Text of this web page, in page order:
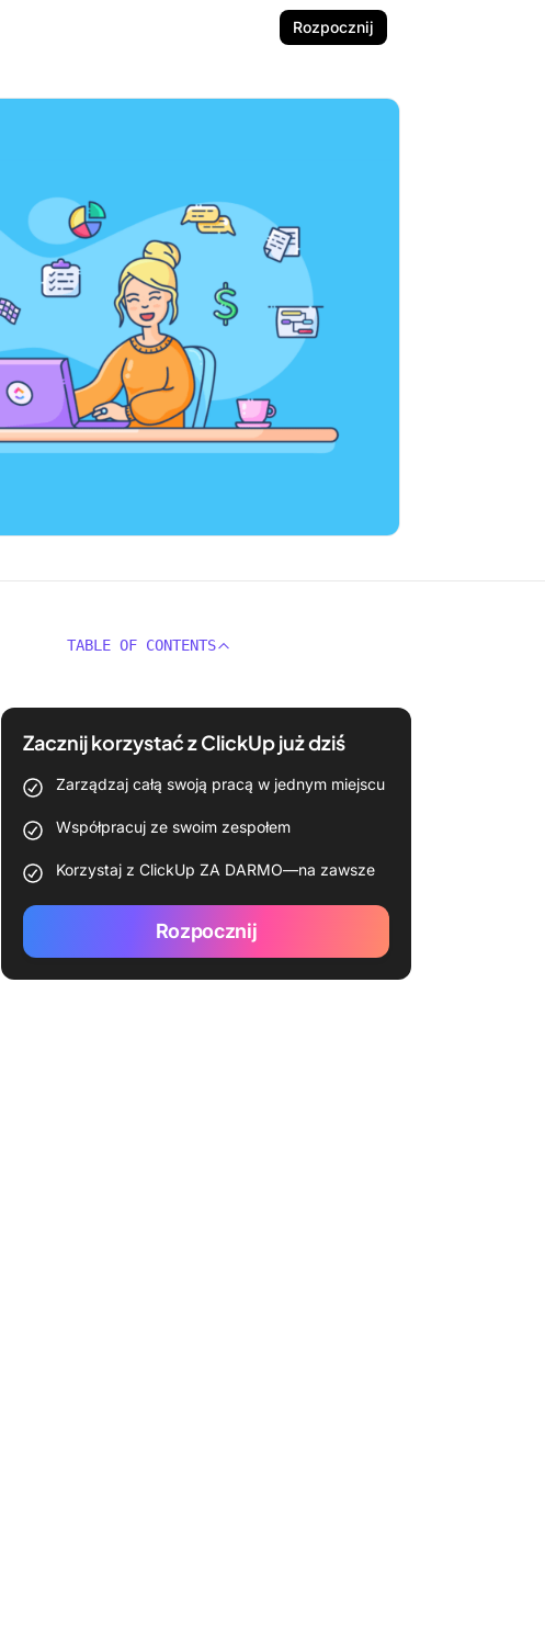
Rozpocznij
TABLE OF CONTENTS
Zacznij korzystać z ClickUp już dziś
Zarządzaj całą swoją pracą w jednym miejscu
Współpracuj ze swoim zespołem
Korzystaj z ClickUp ZA DARMO—na zawsze
Rozpocznij